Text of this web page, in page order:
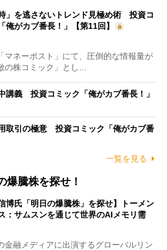
時」を逃さないトレンド見極め術 投資コ
俺がカブ番長！」【第11回】
ネーポスト」にて、圧倒的な情報量が
の株コミック」とし…
講義 投資コミック「俺がカブ番長！」
取引の極意 投資コミック「俺がカブ番
一覧を見る
爆騰株を探せ！
博氏「明日の爆騰株」を探せ】トーメン
：サムスンを通じて世界のAIメモリ需
融メディアに出演するグローバルリン